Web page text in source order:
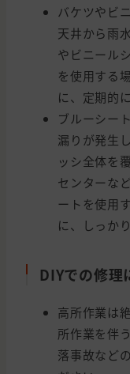
バケツやビ
天井から雨
やビニール
を使用する
に、定期的
ブルーシー
漏りが発生
ッシ全体を
センターな
ートを使用
に、しっか
DIYでの修理
高所作業は
所作業を伴
落事故など